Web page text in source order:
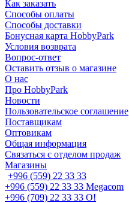
Как заказать
Способы оплаты
Способы доставки
Бонусная карта HobbyPark
Условия возврата
Вопрос-ответ
Оставить отзыв о магазине
О нас
Про HobbyPark
Новости
Пользовательское соглашение
Поставщикам
Оптовикам
Общая информация
Связаться с отделом продаж
Магазины
+996 (559) 22 33 33
+996 (559) 22 33 33 Megacom
+996 (709) 22 33 33 O!